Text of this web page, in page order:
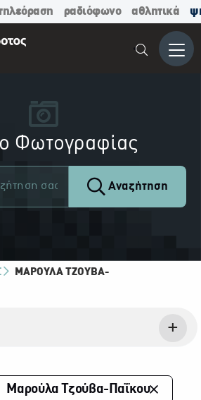
ραδιόφωνο αθλητικά
Μενού
Φωτογραφίας
Αναζήτηση
ΜΑΡΟΎΛΑ ΤΖΟΎΒΑ-
Μαρούλα Τζούβα-Παΐκου